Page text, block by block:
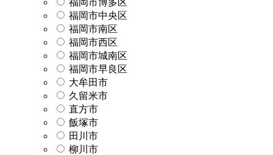
福岡市中央区
福岡市南区
福岡市西区
福岡市城南区
福岡市早良区
大牟田市
久留米市
直方市
飯塚市
田川市
柳川市